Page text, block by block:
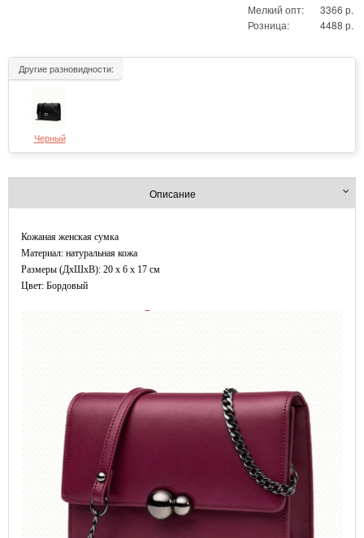
Мелкий опт:
3366 р.
Розница:
4488 р.
Другие разновидности:
Черный
Описание
Кожаная женская сумка
Материал: натуральная кожа
Размеры (ДxШхВ): 20 x 6 x 17 см
Цвет: Бордовый